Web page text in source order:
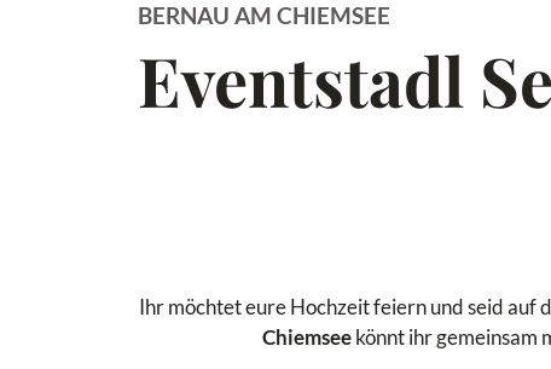
BERNAU AM CHIEMSEE
Eventstadl
Ihr möchtet eure Hochzeit feiern und seid auf
Chiemseekönnt ihr gemeinsam